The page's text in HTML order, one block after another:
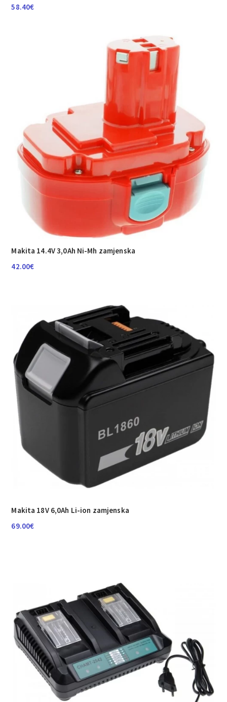
58.40€
Makita 14.4V 3,0Ah Ni-Mh zamjenska
42.00€
Makita 18V 6,0Ah Li-ion zamjenska
69.00€